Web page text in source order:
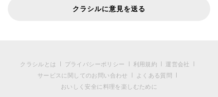
クラシルに意見を送る
クラシルとは プライバシーポリシー 利用規約
運営会社
サービスに関してのお問い合わせ
よくある質問
おいしく安全に料理を楽しむために